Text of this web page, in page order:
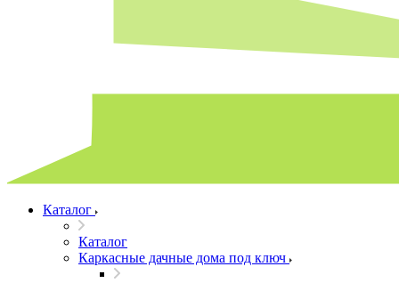
Каталог
Каталог
Каркасные дачные дома под ключ